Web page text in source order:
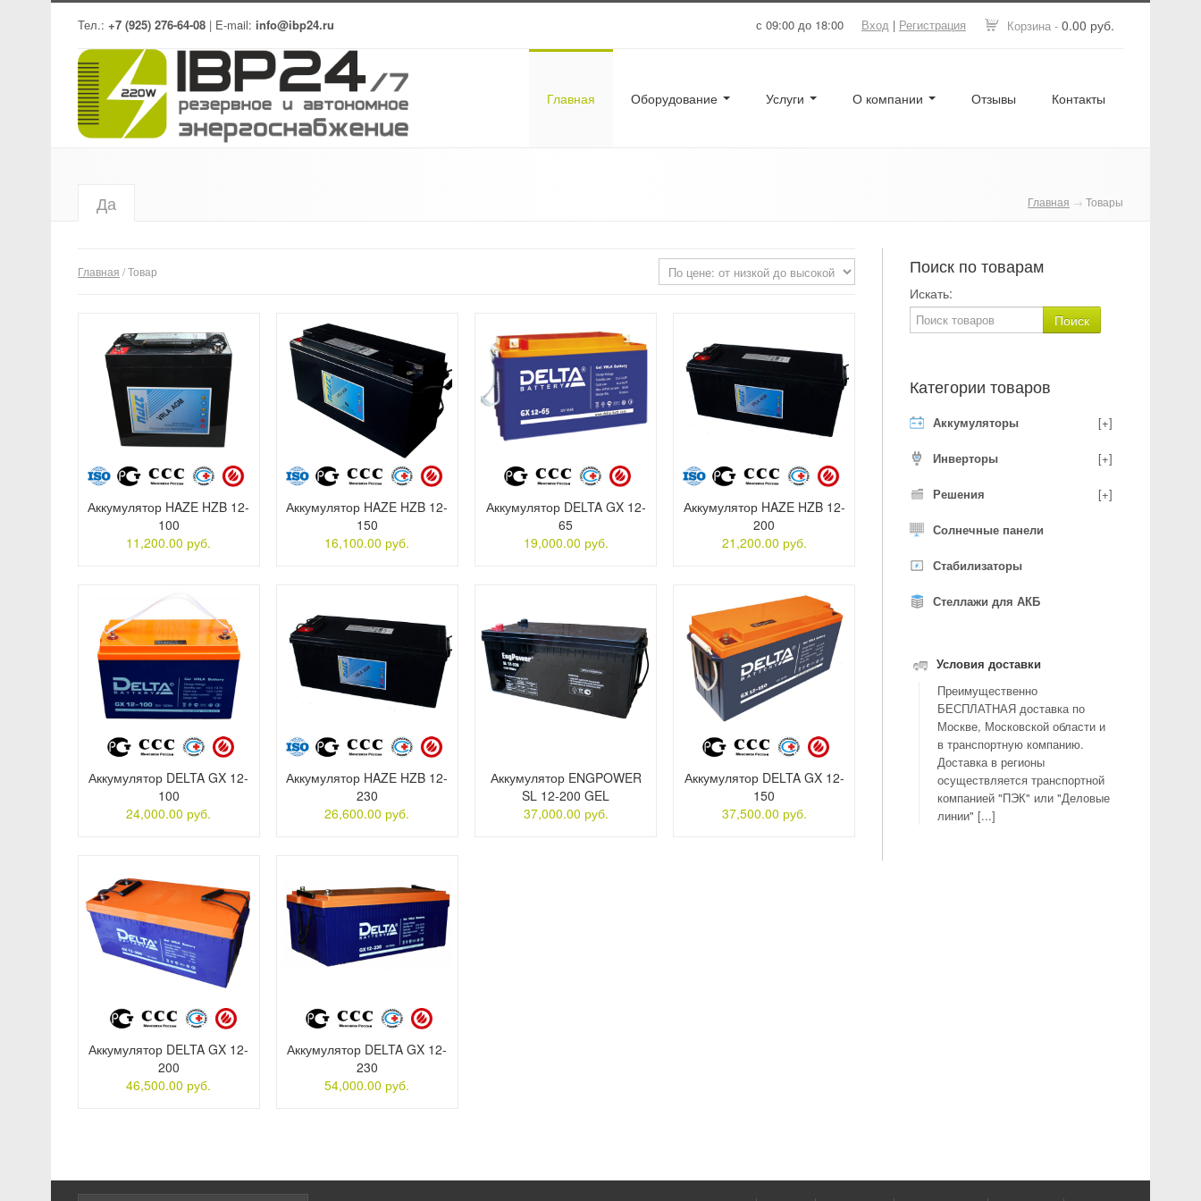
Тел.: +7 (925) 276-64-08 | E-mail: info@ibp24.ru Корзина - 0.00 руб.
Вход | Регистрация
с 09:00 до 18:00
Главная Оборудование Услуги О компании Отзывы Контакты
Да Главная → Товары
Главная / Товар
Аккумулятор HAZE HZB 12-
100
11,200.00 руб.
Аккумулятор HAZE HZB 12-
150
16,100.00 руб.
Аккумулятор DELTA GX 12-
65
19,000.00 руб.
Аккумулятор HAZE HZB 12-
200
21,200.00 руб.
Аккумулятор DELTA GX 12-
100
24,000.00 руб.
Аккумулятор HAZE HZB 12-
230
26,600.00 руб.
Аккумулятор ENGPOWER
SL 12-200 GEL
37,000.00 руб.
Аккумулятор DELTA GX 12-
150
37,500.00 руб.
Аккумулятор DELTA GX 12-
200
46,500.00 руб.
Аккумулятор DELTA GX 12-
230
54,000.00 руб.
Поиск по товарам
Искать:
Категории товаров
Аккумуляторы [+]
Инверторы [+]
Решения [+]
Солнечные панели
Стабилизаторы
Стеллажи для АКБ
Условия доставки
Преимущественно
БЕСПЛАТНАЯ доставка по
Москве, Московской области и
в транспортную компанию.
Доставка в регионы
осуществляется транспортной
компанией "ПЭК" или "Деловые
линии" [...]